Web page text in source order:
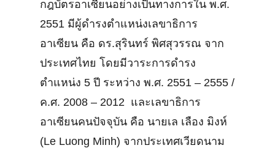
กฎบัตรอาเซียนอย่างเป็นทางการใน พ.ศ.
2551 มีผู้ดำรงตำแหน่งเลขาธิการ
อาเซียน คือ ดร.สุรินทร์ พิศสุวรรณ จาก
ประเทศไทย โดยมีวาระการดำรง
ตำแหน่ง 5 ปี ระหว่าง พ.ศ. 2551 – 2555 /
ค.ศ. 2008 – 2012 และเลขาธิการ
อาเซียนคนปัจจุบัน คือ นายเล เลือง มิงห์
(Le Luong Minh) จากประเทศเวียดนาม